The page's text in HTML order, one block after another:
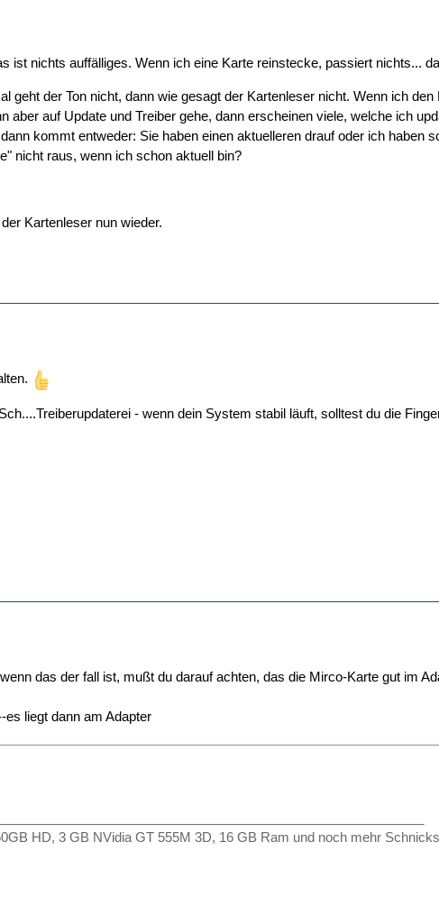
ist nichts auffälliges. Wenn ich eine Karte reinstecke, passiert nichts...
geht der Ton nicht, dann wie gesagt der Kartenleser nicht. Wenn ich
aber auf Update und Treiber gehe, dann erscheinen viele, welche ich
kommt entweder: Sie haben einen aktuelleren drauf oder ich haben
nicht raus, wenn ich schon aktuell bin?
Kartenleser nun wieder.
- wenn dein System stabil läuft, solltest du die
das der fall ist, mußt du darauf achten, das die Mirco-Karte gut im
liegt dann am Adapter
HD, 3 GB NVidia GT 555M 3D, 16 GB Ram und noch mehr